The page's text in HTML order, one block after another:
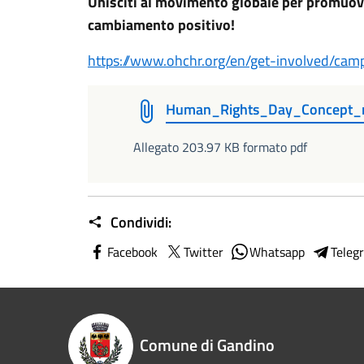
cambiamento positivo!
https://www.ohchr.org/en/get-involved/
Allegato 203.97 KB formato pdf
Condividi:
Facebook Twitter Whatsapp
Comune di Gandino